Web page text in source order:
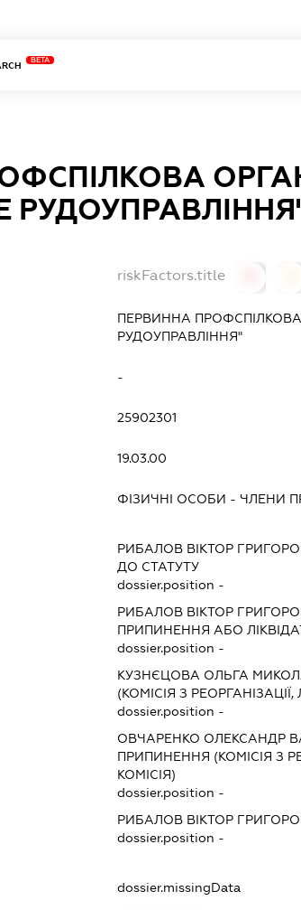
BETA
riskFactors.title
ПЕРВИННА ПРОФСПІЛКОВА
РУДОУПРАВЛІННЯ"
-
25902301
19.03.00
ФІЗИЧНІ ОСОБИ - ЧЛЕНИ
РИБАЛОВ ВІКТОР
ДО СТАТУТУ
dossier.position -
РИБАЛОВ ВІКТОР
ПРИПИНЕННЯ АБО
dossier.position -
КУЗНЄЦОВА ОЛЬГА
(КОМІСІЯ З
dossier.position -
ОВЧАРЕНКО ОЛЕКСАНДР
ПРИПИНЕННЯ (КОМІСІЯ З
КОМІСІЯ)
dossier.position -
РИБАЛОВ ВІКТОР
dossier.position -
dossier.missingData